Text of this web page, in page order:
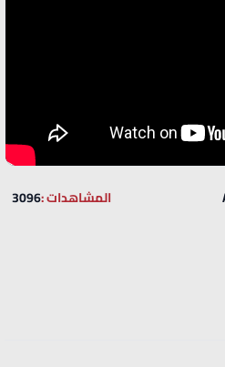
المشاهدات :3096